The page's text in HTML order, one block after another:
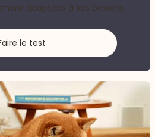
adaptées à ses besoins.
le test